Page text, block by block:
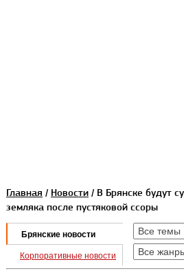
Главная / Новости/ В Брянске будут
земляка после пустяковой ссоры
Брянские новости
Корпоративные новости